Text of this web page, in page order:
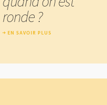
ronde ?
EN SAVOIR PLUS